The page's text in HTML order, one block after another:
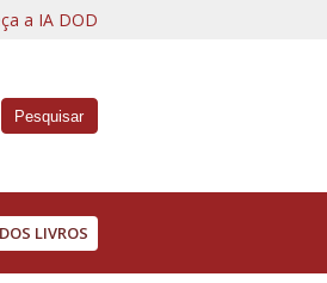
a IA DOD
LIVROS